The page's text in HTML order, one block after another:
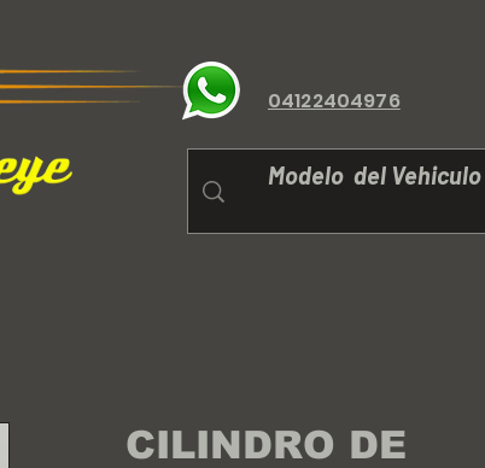
04122404976
CILINDRO DE